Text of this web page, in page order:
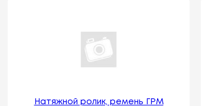
Натяжной ролик, ремень ГРМ